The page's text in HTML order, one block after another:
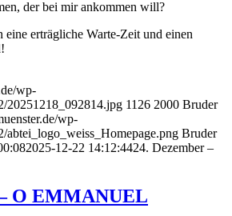
der bei mir ankommen will?
eine erträgliche Warte-Zeit und einen
wp-
20251218_092814.jpg 1126 2000 Bruder
wp-
abtei_logo_weiss_Homepage.png Bruder
2025-12-22 14:12:4424. Dezember –
O EMMANUEL